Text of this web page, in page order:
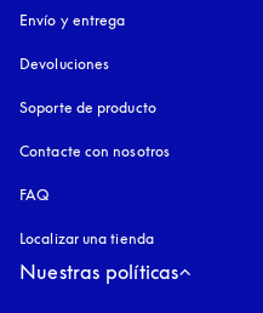
Envío y entrega
Devoluciones
Soporte de producto
Contacte con nosotros
FAQ
Localizar una tienda
Nuestras políticas